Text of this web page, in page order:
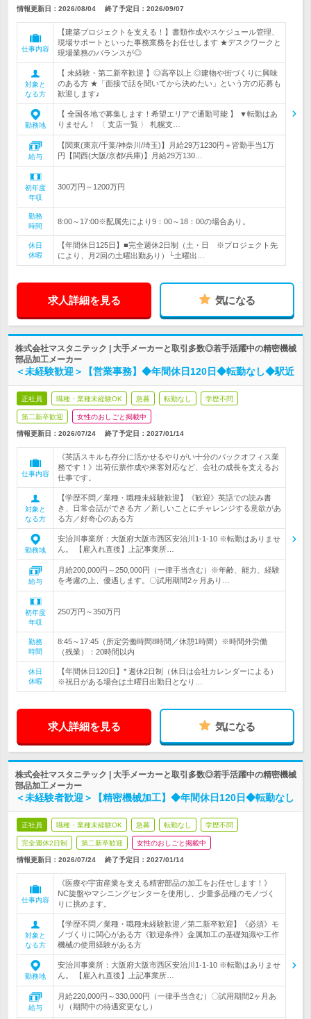
情報更新日：2026/08/04 終了予定日： 2026/09/07
仕事内容
【建築プロジェクトを支える！】書類作成やスケジュール管理、
現場サポートといった事務業務をお任せします ★デスクワークと
現場業務のバランスが◎
対象と
なる方
【 未経験・第二新卒歓迎 】◎高卒以上 ◎建物や街づくりに興味
のある方 ★「面接で話を聞いてから決めたい」という方の応募も
歓迎します♪
勤務地
【 全国各地で募集します！希望エリアで通勤可能 】 ▼転勤はあ
りません！ 〈 支店一覧 〉 札幌支…
給与
【関東(東京/千葉/神奈川/埼玉)】月給29万1230円＋皆勤手当1万
円【関西(大阪/京都/兵庫)】月給29万130…
初年度
年収
300万円～1200万円
勤務
時間
8:00～17:00※配属先により9：00～18：00の場合あり。
休日
休暇
【年間休日125日】■完全週休2日制（土・日 ※プロジェクト先
により、月2回の土曜出勤あり）└土曜出…
求人詳細を見る 気になる
株式会社マスタニテック | 大手メーカーと取引多数◎若手活躍中の精密機械
部品加工メーカー
＜未経験歓迎＞【営業事務】◆年間休日120日◆転勤なし◆駅近
正社員 職種・業種未経験OK 急募 転勤なし 学歴不問
第二新卒歓迎 女性のおしごと掲載中
情報更新日：2026/07/24 終了予定日： 2027/01/14
仕事内容
《英語スキルも存分に活かせるやりがい十分のバックオフィス業
務です！》出荷伝票作成や来客対応など、会社の成長を支えるお
仕事です。
対象と
なる方
【学歴不問／業種・職種未経験歓迎】《歓迎》英語での読み書
き、日常会話ができる方 ／新しいことにチャレンジする意欲があ
る方／好奇心のある方
勤務地
安治川事業所：大阪府大阪市西区安治川1-1-10 ※転勤はありませ
ん。 【雇入れ直後】上記事業所…
給与
月給200,000円～250,000円（一律手当含む）※年齢、能力、経験
を考慮の上、優遇します。〇試用期間2ヶ月あり…
初年度
年収
250万円～350万円
勤務
時間
8:45～17:45（所定労働時間8時間／休憩1時間）※時間外労働
（残業）：20時間以内
休日
休暇
【年間休日120日】* 週休2日制（休日は会社カレンダーによる）
※祝日がある場合は土曜日出勤日となり…
求人詳細を見る 気になる
株式会社マスタニテック | 大手メーカーと取引多数◎若手活躍中の精密機械
部品加工メーカー
＜未経験者歓迎＞【精密機械加工】◆年間休日120日◆転勤なし
正社員 職種・業種未経験OK 急募 転勤なし 学歴不問
完全週休2日制 第二新卒歓迎 女性のおしごと掲載中
情報更新日：2026/07/24 終了予定日： 2027/01/14
仕事内容
《医療や宇宙産業を支える精密部品の加工をお任せします！》
NC旋盤やマシニングセンターを使用し、少量多品種のモノづく
りに挑めます。
対象と
なる方
【学歴不問／業種・職種未経験歓迎／第二新卒歓迎】《必須》モ
ノづくりに関心がある方《歓迎条件》金属加工の基礎知識や工作
機械の使用経験がある方
勤務地
安治川事業所：大阪府大阪市西区安治川1-1-10 ※転勤はありませ
ん。 【雇入れ直後】上記事業所…
給与
月給220,000円～330,000円（一律手当含む）〇試用期間2ヶ月あ
り（期間中の待遇変更なし）